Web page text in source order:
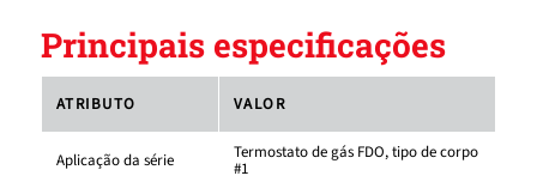
Principais especificações
ATRIBUTO VALOR
Aplicação da série Termostato de gás FDO, tipo de corpo
#1